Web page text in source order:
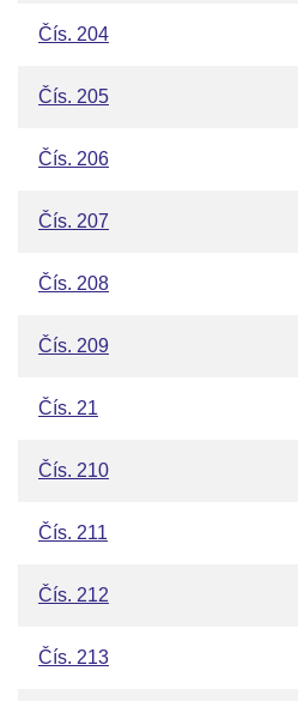
Čís. 204
Čís. 205
Čís. 206
Čís. 207
Čís. 208
Čís. 209
Čís. 21
Čís. 210
Čís. 211
Čís. 212
Čís. 213